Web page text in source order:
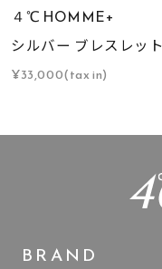
４℃ HOMME+
シルバー ブレスレット
¥33,000(tax in)
BRAND